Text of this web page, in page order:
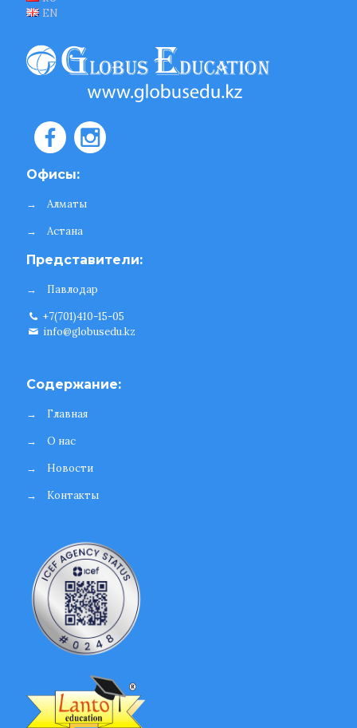
EN
Офисы:
→
Алматы
→
Астана
Представители:
→
Павлодар
+7(701)410-15-05
info@globusedu.kz
Содержание:
→
Главная
→
О нас
→
Новости
→
Контакты